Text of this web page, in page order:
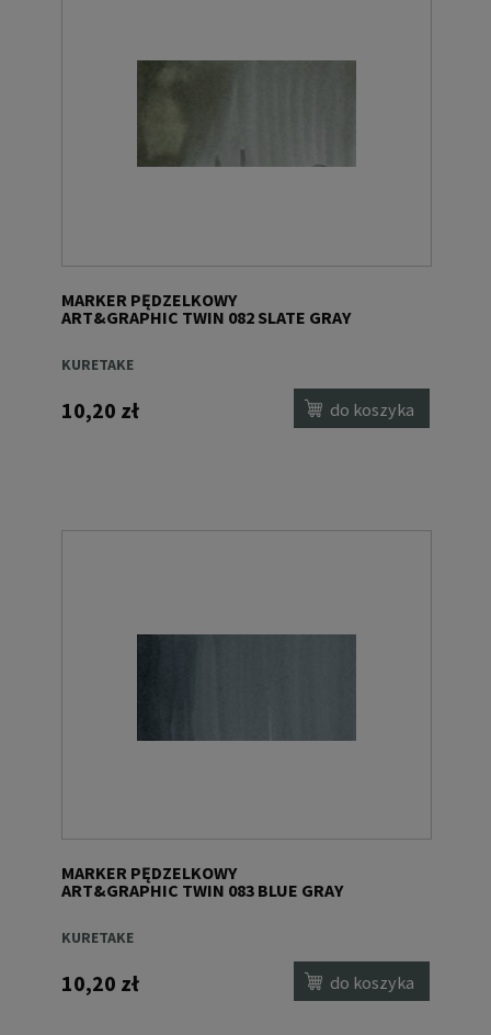
MARKER PĘDZELKOWY
ART&GRAPHIC TWIN 082 SLATE GRAY
KURETAKE
10,20 zł do koszyka
MARKER PĘDZELKOWY
ART&GRAPHIC TWIN 083 BLUE GRAY
KURETAKE
10,20 zł do koszyka